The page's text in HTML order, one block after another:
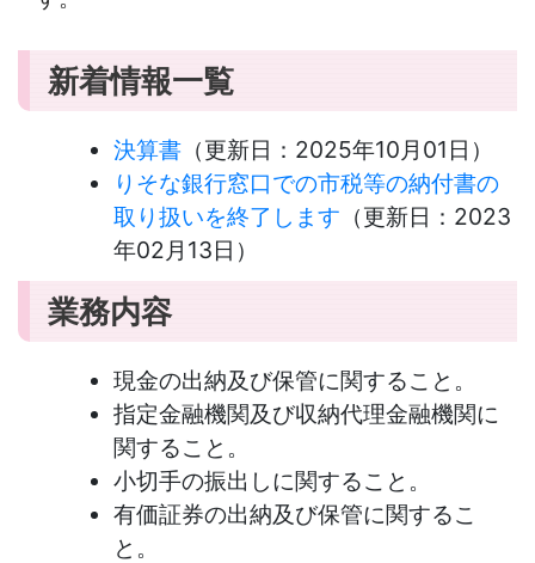
新着情報一覧
決算書 （更新日： 2025年10月01日 ）
りそな銀行窓口での市税等の納付書の
取り扱いを終了します （更新日： 2023
年02月13日 ）
業務内容
現金の出納及び保管に関すること。
指定金融機関及び収納代理金融機関に
関すること。
小切手の振出しに関すること。
有価証券の出納及び保管に関するこ
と。